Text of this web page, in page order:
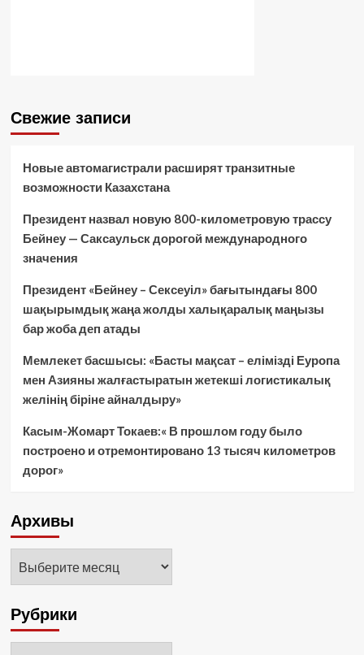
Свежие записи
Новые автомагистрали расширят транзитные
возможности Казахстана
Президент назвал новую 800-километровую трассу
Бейнеу — Саксаульск дорогой международного
значения
Президент «Бейнеу – Сексеуіл» бағытындағы 800
шақырымдық жаңа жолды халықаралық маңызы
бар жоба деп атады
Мемлекет басшысы: «Басты мақсат – елімізді Еуропа
мен Азияны жалғастыратын жетекші логистикалық
желінің біріне айналдыру»
Касым-Жомарт Токаев:« В прошлом году было
построено и отремонтировано 13 тысяч километров
дорог»
Архивы
Рубрики